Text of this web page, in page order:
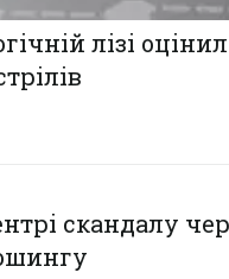
лізі
скандалу